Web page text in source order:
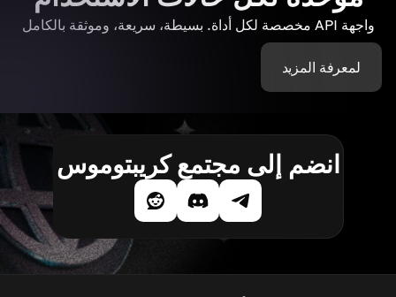
واجهة API مخصصة لكل أداة. بسيطة، سريعة، وموثقة بالكامل
لمعرفة المزيد
انضم إلى مجتمع كريبتوموس